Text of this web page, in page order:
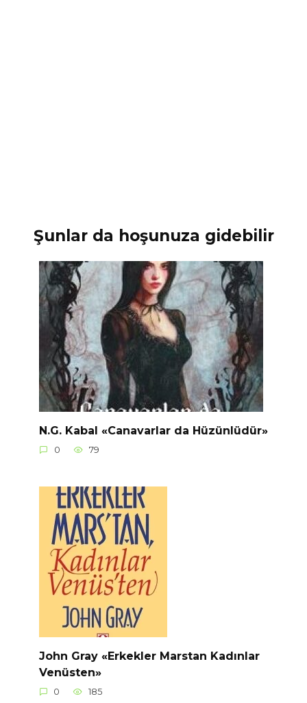
Şunlar da hoşunuza gidebilir
N.G. Kabal «Canavarlar da Hüzünlüdür»
0 79
John Gray «Erkekler Marstan Kadınlar
Venüsten»
0 185